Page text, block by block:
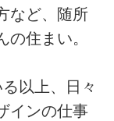
など、随所
住まい。
以上、日々
インの仕事